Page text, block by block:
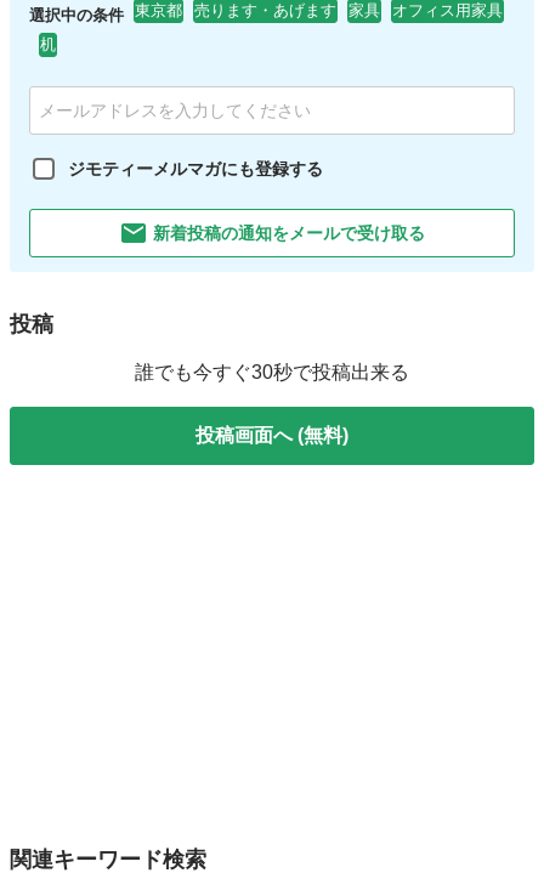
選択中の条件 東京都 売ります・あげます 家具
オフィス用家具
机
ジモティーメルマガにも登録する
新着投稿の通知をメールで受け取る
投稿
誰でも今すぐ30秒で投稿出来る
投稿画面へ (無料)
関連キーワード検索